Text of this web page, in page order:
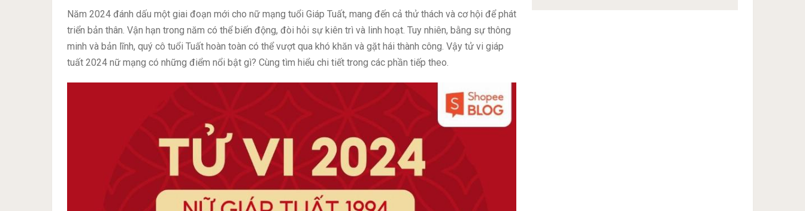
Năm 2024 đánh dấu một giai đoạn mới cho nữ mạng tuổi Giáp Tuất, mang đến cả thử thách và cơ hội để phát
triển bản thân. Vận hạn trong năm có thể biến động, đòi hỏi sự kiên trì và linh hoạt. Tuy nhiên, bằng sự thông
minh và bản lĩnh, quý cô tuổi Tuất hoàn toàn có thể vượt qua khó khăn và gặt hái thành công. Vậy tử vi giáp
tuất 2024 nữ mạng có những điểm nổi bật gì? Cùng tìm hiểu chi tiết trong các phần tiếp theo.